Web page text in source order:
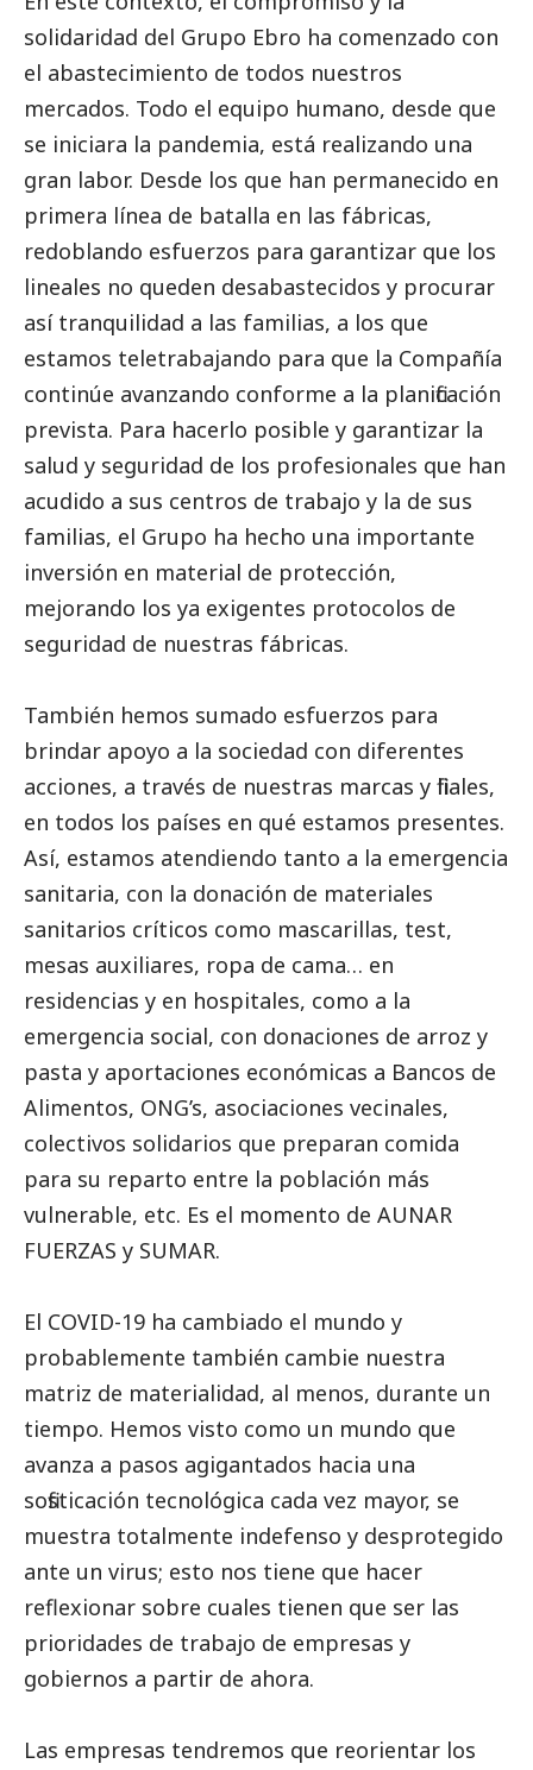
solidaridad del Grupo Ebro ha comenzado con
el abastecimiento de todos nuestros
mercados. Todo el equipo humano, desde que
se iniciara la pandemia, está realizando una
gran labor. Desde los que han permanecido en
primera línea de batalla en las fábricas,
redoblando esfuerzos para garantizar que los
lineales no queden desabastecidos y procurar
así tranquilidad a las familias, a los que
estamos teletrabajando para que la Compañía
continúe avanzando conforme a la planificación
prevista. Para hacerlo posible y garantizar la
salud y seguridad de los profesionales que han
acudido a sus centros de trabajo y la de sus
familias, el Grupo ha hecho una importante
inversión en material de protección,
mejorando los ya exigentes protocolos de
seguridad de nuestras fábricas.
También hemos sumado esfuerzos para
brindar apoyo a la sociedad con diferentes
acciones, a través de nuestras marcas y filiales,
en todos los países en qué estamos presentes.
Así, estamos atendiendo tanto a la emergencia
sanitaria, con la donación de materiales
sanitarios críticos como mascarillas, test,
mesas auxiliares, ropa de cama… en
residencias y en hospitales, como a la
emergencia social, con donaciones de arroz y
pasta y aportaciones económicas a Bancos de
Alimentos, ONG’s, asociaciones vecinales,
colectivos solidarios que preparan comida
para su reparto entre la población más
vulnerable, etc. Es el momento de AUNAR
FUERZAS y SUMAR.
El COVID-19 ha cambiado el mundo y
probablemente también cambie nuestra
matriz de materialidad, al menos, durante un
tiempo. Hemos visto como un mundo que
avanza a pasos agigantados hacia una
sofisticación tecnológica cada vez mayor, se
muestra totalmente indefenso y desprotegido
ante un virus; esto nos tiene que hacer
reflexionar sobre cuales tienen que ser las
prioridades de trabajo de empresas y
gobiernos a partir de ahora.
Las empresas tendremos que reorientar los